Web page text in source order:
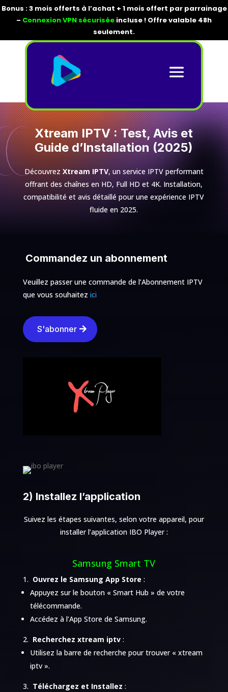
Bonus : 3 mois offerts à l’achat + 1 mois offert par parrainage
– Connexion VPN sécurisée incluse ! Offre valable 48h
seulement.
Xtream IPTV : Test, Avis et
Guide d’Installation (2025)
DécouvrezXtream IPTV, un service IPTV performant
offrant des chaînes en HD, Full HD et 4K. Installation,
compatibilité et avis détaillé pour une expérience IPTV
fluide en 2025.
Commandez un abonnement
Veuillez passer une commande de l’Abonnement IPTV
que vous souhaitez ici
S'abonner
2) Installez l’application
Suivez les étapes suivantes, selon votre appareil, pour
installer l’application IBO Player :
Samsung Smart TV
Ouvrez le Samsung App Store :
Appuyez sur le bouton « Smart Hub » de votre
télécommande.
Accédez à l’App Store de Samsung.
Recherchez xtream iptv:
Utilisez la barre de recherche pour trouver « xtream
iptv ».
Téléchargez et Installez :